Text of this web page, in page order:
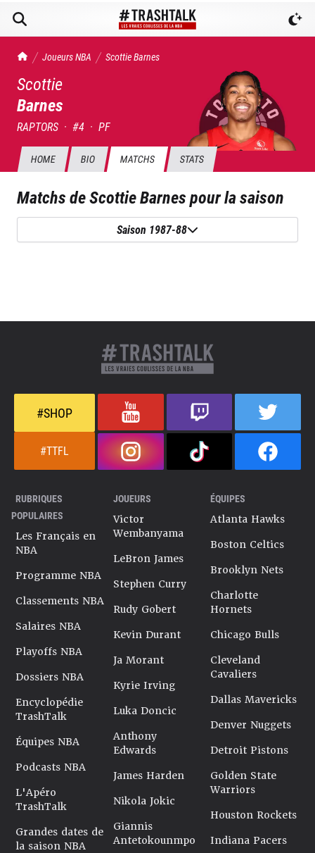
TrashTalk Actu NBA
Joueurs NBA ScottieBarnes
Scottie
Barnes
RAPTORS · #4 · PF
HOME BIO MATCHS STATS
Matchs deScottie Barnespour la saison
Saison 1987-88
#SHOP
#TTFL
RUBRIQUES
POPULAIRES
Les Français en
NBA
Programme NBA
Classements NBA
Salaires NBA
Playoffs NBA
Dossiers NBA
Encyclopédie
TrashTalk
Équipes NBA
Podcasts NBA
L'Apéro
TrashTalk
Grandes dates de
la saison NBA
JOUEURS
Victor
Wembanyama
LeBron James
Stephen Curry
Rudy Gobert
Kevin Durant
Ja Morant
Kyrie Irving
Luka Doncic
Anthony
Edwards
James Harden
Nikola Jokic
Giannis
Antetokounmpo
ÉQUIPES
Atlanta Hawks
Boston Celtics
Brooklyn Nets
Charlotte
Hornets
Chicago Bulls
Cleveland
Cavaliers
Dallas Mavericks
Denver Nuggets
Detroit Pistons
Golden State
Warriors
Houston Rockets
Indiana Pacers